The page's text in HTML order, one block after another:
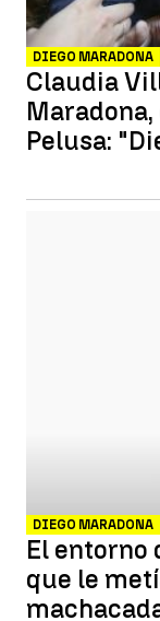
DIEGO MARADONA
Claudia
Pelusa:
DIEGO MARADONA
El entorno
que le